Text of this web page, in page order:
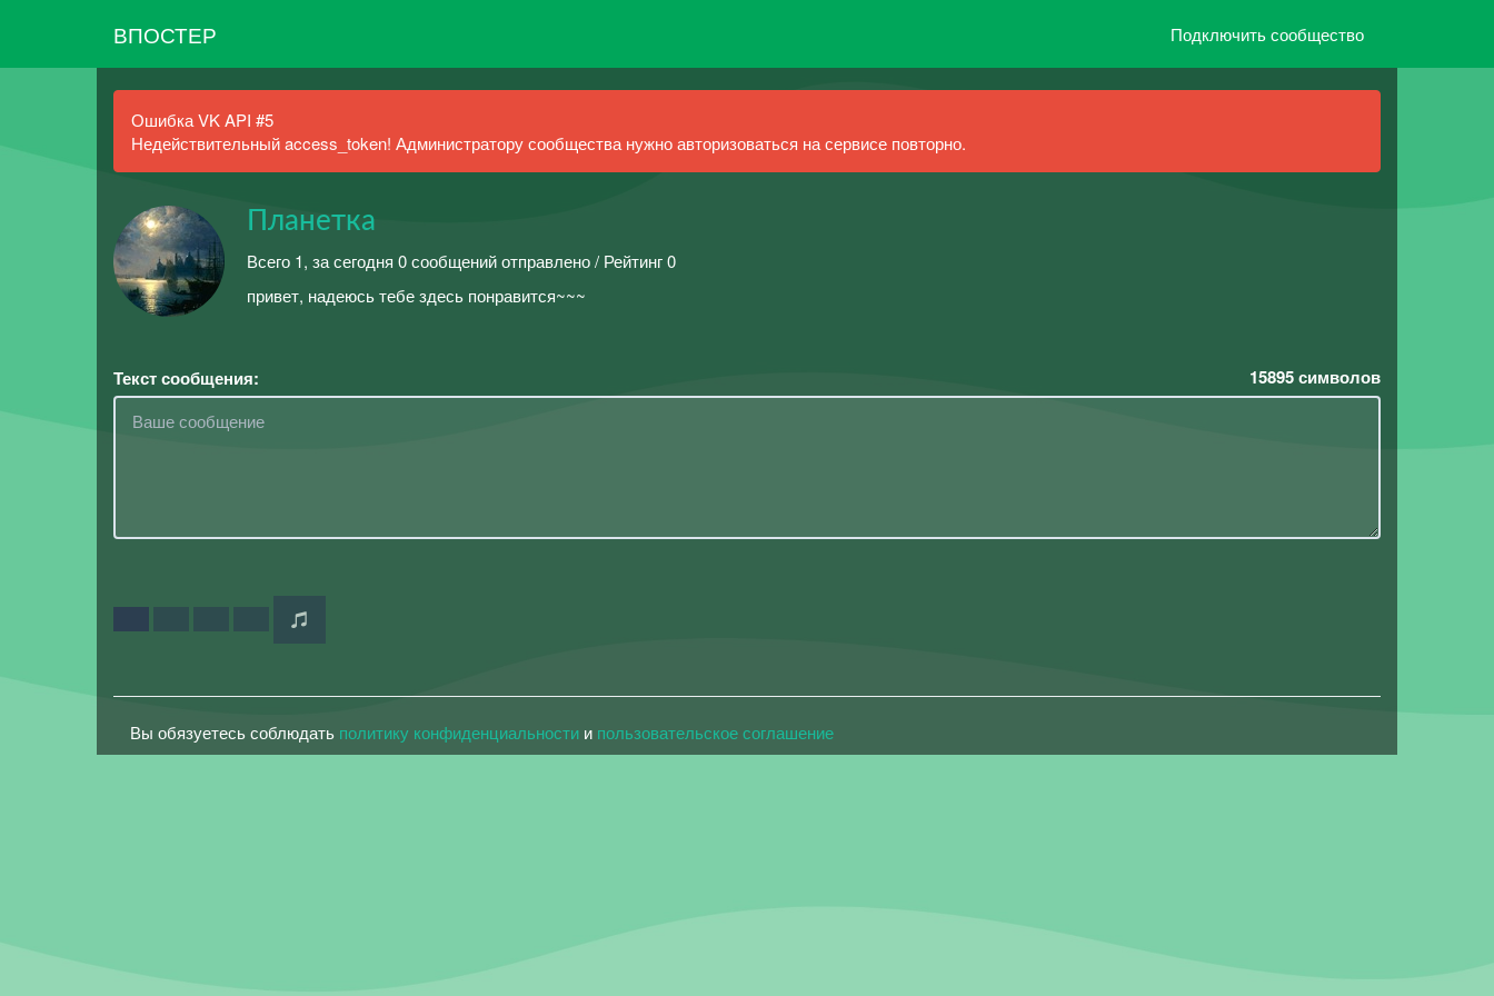
ВПОСТЕР Подключить сообщество
Ошибка VK API #5
Недействительный access_token! Администратору сообщества нужно авторизоваться на сервисе повторно.
Планетка
Всего 1, за сегодня 0 сообщений отправлено / Рейтинг 0
привет, надеюсь тебе здесь понравится~~~
Текст сообщения: 15895символов
Вы обязуетесь соблюдать политику конфиденциальности и пользовательское соглашение